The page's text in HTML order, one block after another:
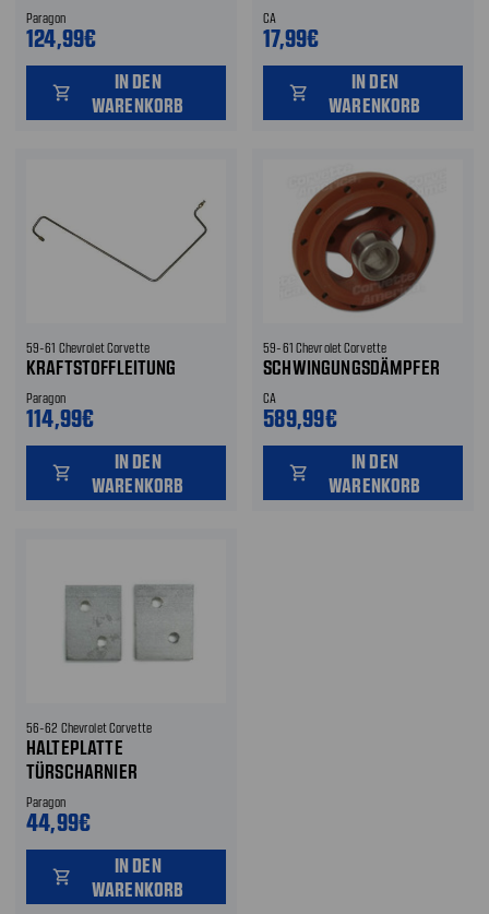
Paragon
124,99€
shopping_cart
IN DEN
WARENKORB
CA
17,99€
shopping_cart
IN DEN
WARENKORB
59-61 Chevrolet Corvette
KRAFTSTOFFLEITUNG
Paragon
114,99€
shopping_cart
IN DEN
WARENKORB
59-61 Chevrolet Corvette
SCHWINGUNGSDÄMPFER
CA
589,99€
shopping_cart
IN DEN
WARENKORB
56-62 Chevrolet Corvette
HALTEPLATTE
TÜRSCHARNIER
Paragon
44,99€
shopping_cart
IN DEN
WARENKORB